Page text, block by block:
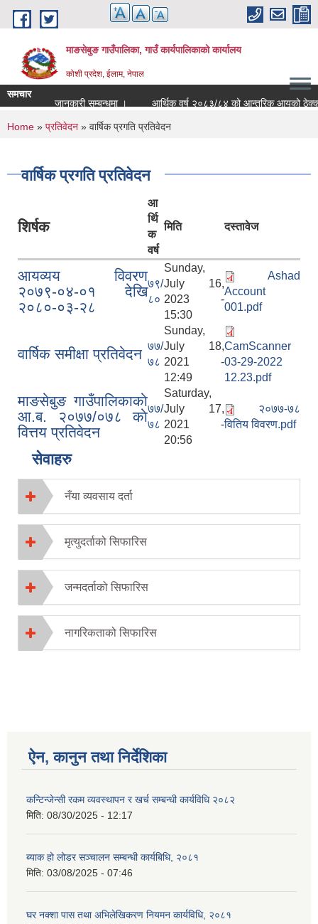
Skip to main content
माङसेबुङ गाउँपालिका, गाउँ कार्यपालिकाको कार्यालय
कोशी प्रदेश, ईलाम, नेपाल
समचार
जानकारी सम्बन्धमा ।
आर्थिक वर्ष २०८३/८४ को आन्तरिक आयको ठेक्का
You are here
Home » प्रतिवेदन » वार्षिक प्रगति प्रतिवेदन
वार्षिक प्रगति प्रतिवेदन
शिर्षक
आ
र्थि
क
वर्ष
मिति दस्तावेज
आयव्यय विवरण
२०७९-०४-०१ देखि
२०८०-०३-२८
७९/
८०
Sunday,
July 16,
2023 -
15:30
Ashad
Account
001.pdf
वार्षिक समीक्षा प्रतिवेदन ७७/
७८
Sunday,
July 18,
2021 -
12:49
CamScanner
03-29-2022
12.23.pdf
माङसेबुङ गाउँपालिकाकाे
आ.ब. २०७७/०७८ काे
वित्तय प्रतिवेदन
७७/
७८
Saturday,
July 17,
2021 -
20:56
२०७७-७८
वितिय विवरण.pdf
सेवाहरु
नँया व्यवसाय दर्ता
मृत्युदर्ताको सिफारिस
जन्मदर्ताको सिफारिस
नागरिकताको सिफारिस
ऐन, कानुन तथा निर्देशिका
कन्टिन्जेन्सी रकम व्यवस्थापन र खर्च सम्बन्धी कार्यविधि २०८२
मिति: 08/30/2025 - 12:17
ब्याक हो लोडर सञ्चालन सम्बन्धी कार्यबिधि, २०८१
मिति: 03/08/2025 - 07:46
घर नक्शा पास तथा अभिलेखिकरण नियमन कार्यविधि, २०८१